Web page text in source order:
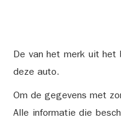
De van het merk uit
deze auto.
Om de gegevens met
Alle informatie die